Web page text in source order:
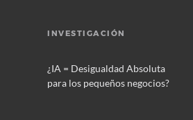
INVESTIGACIÓN
¿IA = Desigualdad Absoluta
para los pequeños negocios?